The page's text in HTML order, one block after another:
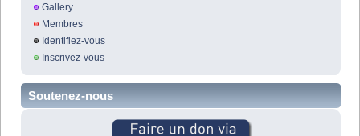
Gallery
Membres
Identifiez-vous
Inscrivez-vous
Soutenez-nous